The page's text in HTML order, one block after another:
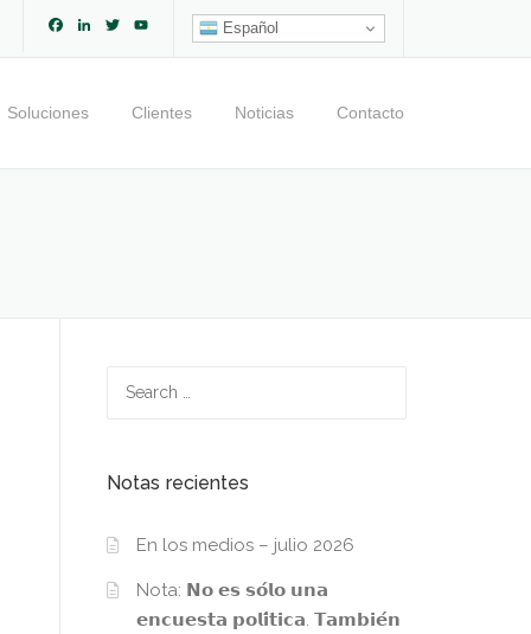
Español
Facebook
LinkedIn
TwitterYouTube
Channel
Soluciones Clientes Noticias Contacto
Notas recientes
En los medios – julio 2026
Nota: 𝗡𝗼 𝗲𝘀 𝘀𝗼́𝗹𝗼 𝘂𝗻𝗮
𝗲𝗻𝗰𝘂𝗲𝘀𝘁𝗮 𝗽𝗼𝗹𝗶́𝘁𝗶𝗰𝗮. 𝗧𝗮𝗺𝗯𝗶𝗲́𝗻